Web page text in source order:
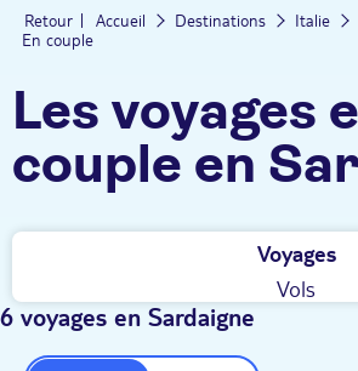
Retour Accueil Destinations Italie
En couple
Les voyages
couple en
TUI
Voyages
Vols
6 voyages en Sardaigne